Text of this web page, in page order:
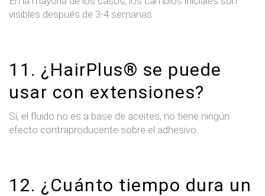
visibles después de 3-4 semanas.
11. ¿HairPlus® se puede
usar con extensiones?
Sí, el fluido no es a base de aceites, no tiene ningún
efecto contraproducente sobre el adhesivo.
12. ¿Cuánto tiempo dura un